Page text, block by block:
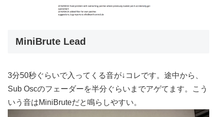
MiniBrute Lead
3分50秒ぐらいで入ってくる音が↓コレです。途中から、
Sub Oscのフェーダーを半分ぐらいまでアゲてます。こう
いう音はMiniBruteだと鳴らしやすい。